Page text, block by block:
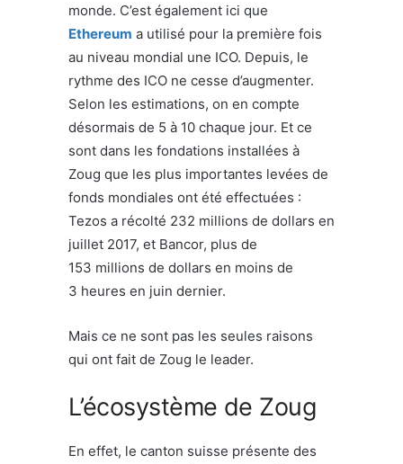
monde. C’est également ici que
Ethereum a utilisé pour la première fois
au niveau mondial une ICO. Depuis, le
rythme des ICO ne cesse d’augmenter.
Selon les estimations, on en compte
désormais de 5 à 10 chaque jour. Et ce
sont dans les fondations installées à
Zoug que les plus importantes levées de
fonds mondiales ont été effectuées :
Tezos a récolté 232 millions de dollars en
juillet 2017, et Bancor, plus de
153 millions de dollars en moins de
3 heures en juin dernier.
Mais ce ne sont pas les seules raisons
qui ont fait de Zoug le leader.
L’écosystème de Zoug
En effet, le canton suisse présente des